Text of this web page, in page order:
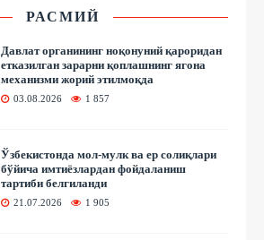
РАСМИЙ
Давлат органининг ноқонуний қароридан
етказилган зарарни қоплашнинг ягона
механизми жорий этилмоқда
03.08.2026 1 857
Ўзбекистонда мол-мулк ва ер солиқлари
бўйича имтиёзлардан фойдаланиш
тартиби белгиланди
21.07.2026 1 905